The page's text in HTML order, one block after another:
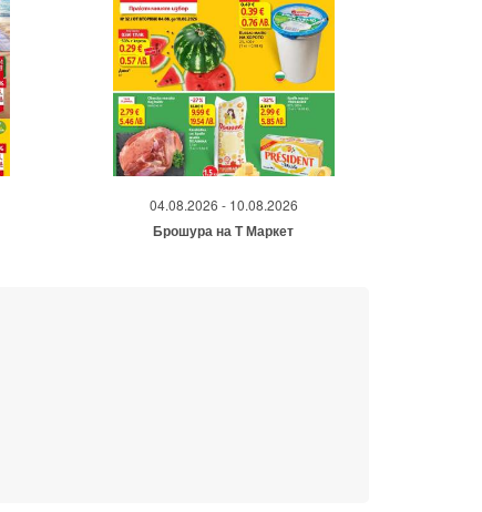
04.08.2026 - 10.08.2026
Брошура на Т Маркет